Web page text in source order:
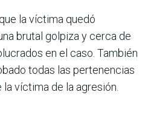
la víctima quedó
brutal golpiza y cerca de
en el caso. También
todas las pertenencias
víctima de la agresión.